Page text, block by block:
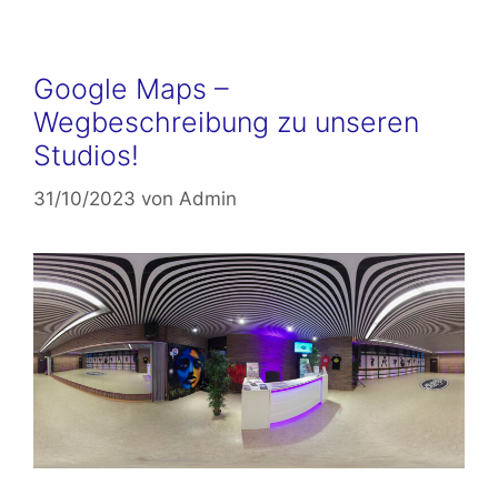
Google Maps –
Wegbeschreibung zu unseren
Studios!
31/10/2023 von Admin